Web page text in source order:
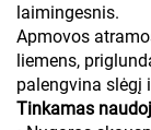
laimingesnis.
Apmovos
liemens,
palengvina slėgį
Tinkamas